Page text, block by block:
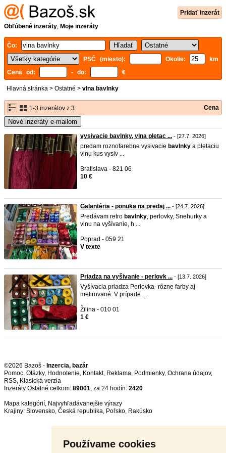
Používame cookies
Pridať inzerát
Obľúbené inzeráty, Moje inzeráty
Čo:
PSČ (miesto):
Okolie:
km
Cena od:
- do: €
Hlavná stránka > Ostatné > vlna bavlnky
1-3 inzerátov z 3 Cena
Nové inzeráty e-mailom
vysivacie bavlnky, vlna pletac ... - [27.7. 2026]
predam roznofarebne vysivacie bavlnky a pletaciu
vlnu kus vysiv ...
Bratislava - 821 06
10 €
Galantéria - ponuka na predaj ... - [24.7. 2026]
Predávam retro bavlnky, perlovky, Snehurky a
vlnu na vyšívanie, h ...
Poprad - 059 21
V texte
Priadza na vyšivanie - perlovk ... - [13.7. 2026]
Vyšívacia priadza Perlovka- rôzne farby aj
melirované. V prípade ...
Žilina - 010 01
1 €
©2026 Bazoš - Inzercia, bazár
Pomoc, Otázky, Hodnotenie, Kontakt, Reklama, Podmienky, Ochrana údajov,
RSS,
Inzeráty Ostatné celkom: 89001, za 24 hodín: 2420
Mapa kategórií, Najvyhľadávanejšie výrazy
Krajiny: Slovensko, Česká republika, Poľsko, Rakúsko